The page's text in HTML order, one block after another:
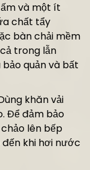
và một ít
chất tẩy
bàn chải mềm
trong lẫn
bảo quản và bất
khăn vải
Để đảm bảo
lên bếp
khi hơi nước